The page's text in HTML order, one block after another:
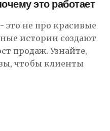
это работает
это не про красивые
истории создают
продаж. Узнайте,
чтобы клиенты